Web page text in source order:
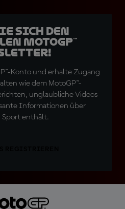
sich den
MotoGP™
Konto und erhalte Zugang
wie dem MotoGP™-
unglaubliche Videos
Informationen über
Sport enthält.